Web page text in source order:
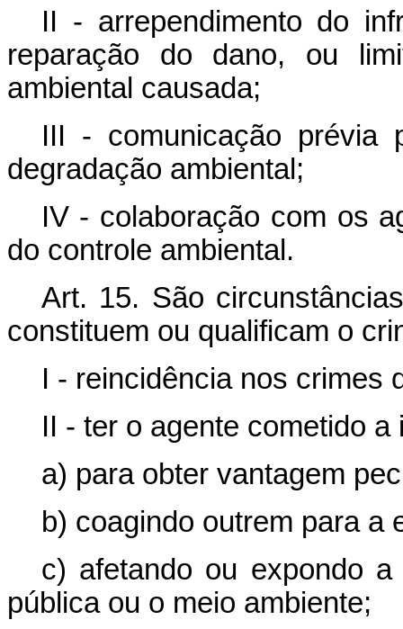
II - arrependimento do
reparação do dano, ou
ambiental causada;
III - comunicação prévia
degradação ambiental;
IV - colaboração com os
do controle ambiental.
Art. 15. São
constituem ou qualificam o
I - reincidência nos crimes
II - ter o agente cometido a
a) para obter vantagem
b) coagindo outrem para a
c) afetando ou expondo
pública ou o meio ambiente;